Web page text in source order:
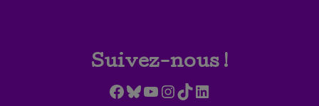
Suivez-nous !
Facebook
Bluesky
YouTube
Instagram
TikTokLinkedIn